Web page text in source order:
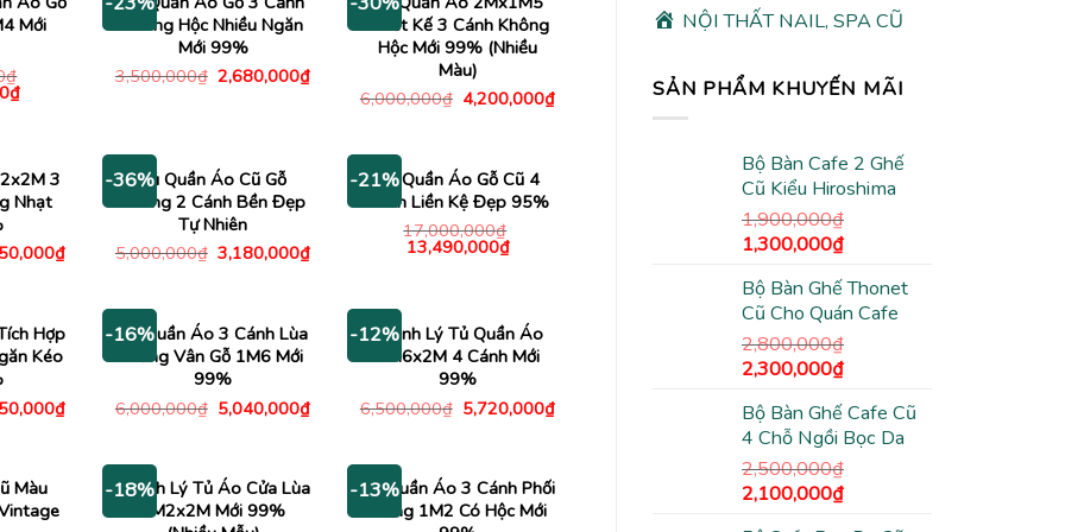
NỘI THẤT NAIL, SPA CŨ
SẢN PHẨM KHUYẾN MÃI
Bộ Bàn Cafe 2 Ghế
Cũ Kiểu Hiroshima
1,900,000₫
Giá
là:
1,900,000₫.
1,300,000₫Giá
tại
là:
1,300,000₫.
Bộ Bàn Ghế Thonet
Cũ Cho Quán Cafe
2,800,000₫
Giá
là:
2,800,000₫.
2,300,000₫Giá
tại
là:
2,300,000₫.
Bộ Bàn Ghế Cafe Cũ
4 Chỗ Ngồi Bọc Da
2,500,000₫
Giá
2,100,000₫Giá
Mới
₫
₫Giá
hiện
12,600,000₫.
Không Hộc Nhiều Ngăn
Mới 99%
3,500,000₫ Giá
gốc
2,680,000₫Giá
Thiết Kế 3 Cánh Không
Hộc Mới 99% (Nhiều
Màu)
6,000,000₫ Giá
gốc
4,200,000₫Giá
3
Nhạt
₫Giá
3,250,000₫.
-36%Tủ Quần Áo Cũ Gỗ
Thông 2 Cánh Bền Đẹp
Tự Nhiên
5,000,000₫ Giá
gốc
3,180,000₫Giá
3,180,000₫.
-21%Tủ Quần Áo Gỗ Cũ 4
Cánh Liền Kệ Đẹp 95%
17,000,000₫
Giá
gốc
13,490,000₫Giá
hiện
Hợp
Kéo
₫Giá
3,250,000₫.
-16%
Tủ Quần Áo 3 Cánh Lùa
Trắng Vân Gỗ 1M6 Mới
99%
6,000,000₫ Giá
gốc
5,040,000₫Giá
5,040,000₫.
-12%
Thanh Lý Tủ Quần Áo
1M6x2M 4 Cánh Mới
99%
6,500,000₫ Giá
gốc
5,720,000₫Giá
Màu
-18%
Thanh Lý Tủ Áo Cửa Lùa
1M2x2M Mới 99%
-13%
Tủ Quần Áo 3 Cánh Phối
Trắng 1M2 Có Hộc Mới